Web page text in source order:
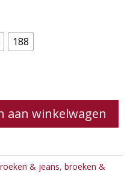
188
aan winkelwagen
& jeans,broeken &